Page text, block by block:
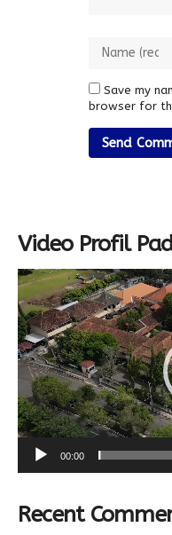
Save my
browser for
Video Profil
Video
Player
00:00
Recent